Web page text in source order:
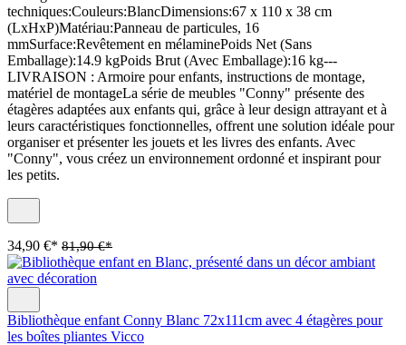
techniques:Couleurs:BlancDimensions:67 x 110 x 38 cm
(LxHxP)Matériau:Panneau de particules, 16
mmSurface:Revêtement en mélaminePoids Net (Sans
Emballage):14.9 kgPoids Brut (Avec Emballage):16 kg---
LIVRAISON : Armoire pour enfants, instructions de montage,
matériel de montageLa série de meubles "Conny" présente des
étagères adaptées aux enfants qui, grâce à leur design attrayant et à
leurs caractéristiques fonctionnelles, offrent une solution idéale pour
organiser et présenter les jouets et les livres des enfants. Avec
"Conny", vous créez un environnement ordonné et inspirant pour
les petits.
34,90 €* 81,90 €*
Bibliothèque enfant Conny Blanc 72x111cm avec 4 étagères pour
les boîtes pliantes Vicco